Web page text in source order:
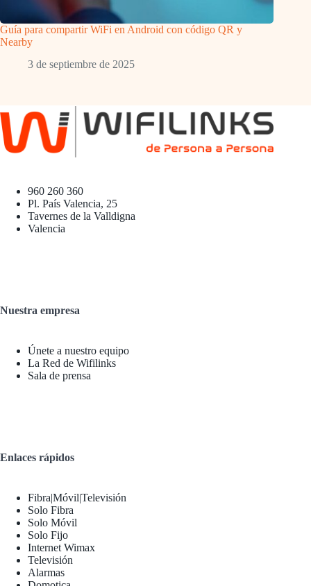
Guía para compartir WiFi en Android con código QR y
Nearby
3 de septiembre de 2025
960 260 360
Pl. País Valencia, 25
Tavernes de la Valldigna
Valencia
Nuestra empresa
Únete a nuestro equipo
La Red de Wifilinks
Sala de prensa
Enlaces rápidos
Fibra|Móvil|Televisión
Solo Fibra
Solo Móvil
Solo Fijo
Internet Wimax
Televisión
Alarmas